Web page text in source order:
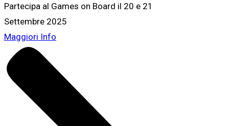
Partecipa al Games on Board il 20 e 21
Settembre 2025
Maggiori Info